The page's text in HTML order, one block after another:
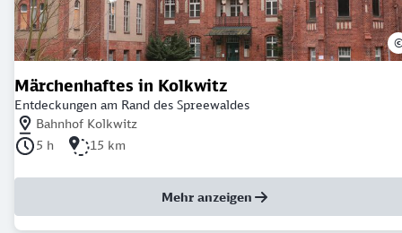
Märchenhaftes in Kolkwitz
Entdeckungen am Rand des Spreewaldes
Nächstgelegener Bahnhof: Bahnhof Kolkwitz
Bahnhof Kolkwitz
Dauer der Tour: 5 Stunden
5 h Länge der Tour: 15 Kilometer
15 km
Mehr anzeigen